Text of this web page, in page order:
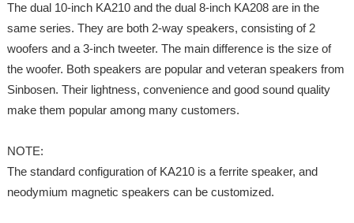
The dual 10-inch KA210 and the dual 8-inch KA208 are in the
same series. They are both 2-way speakers, consisting of 2
woofers and a 3-inch tweeter. The main difference is the size of
the woofer. Both speakers are popular and veteran speakers from
Sinbosen. Their lightness, convenience and good sound quality
make them popular among many customers.
NOTE:
The standard configuration of KA210 is a ferrite speaker, and
neodymium magnetic speakers can be customized.